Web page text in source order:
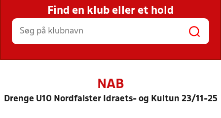
STILLINGER, RESULTATER, KLUBBER OG
HOLD
Find en klub eller et hold
NAB
Drenge U10 Nordfalster Idraets- og Kultun 23/11-25